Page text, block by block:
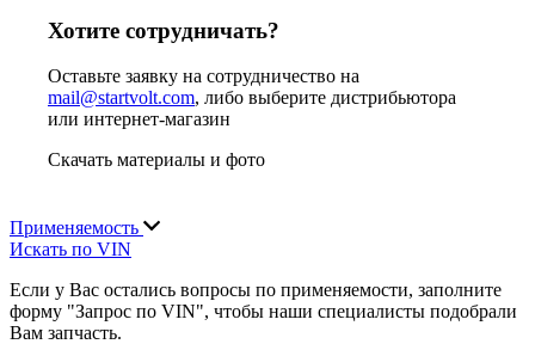
Хотите сотрудничать?
Оставьте заявку на сотрудничество на
mail@startvolt.com, либо выберите дистрибьютора
или интернет-магазин
Скачать материалы и фото
Применяемость
Искать по VIN
Если у Вас остались вопросы по применяемости, заполните
форму "Запрос по VIN", чтобы наши специалисты подобрали
Вам запчасть.